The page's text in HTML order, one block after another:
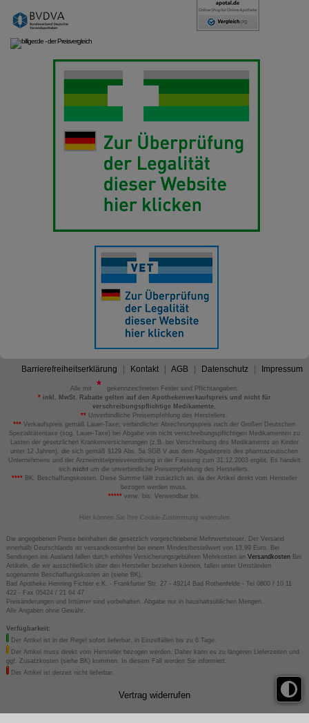
Barrierefreiheitserklärung Kontakt AGB Datenschutz Impressum
Alle mit
gekennzeichneten Felder sind Pflichtangaben.
*inkl. MwSt. Rabatte gelten auf den Apothekenverkaufspreis und nicht für
verschreibungspflichtige Medikamente.
** Unverbindliche Preisempfehlung des Herstellers.
*** Verkaufspreis gemäß Lauer-Taxe; verbindlicher Abrechnungspreis nach der Großen Deutschen
Spezialitätentaxe (sog. Lauer-Taxe) bei Abgabe von nicht verschreibungspflichtigen Medikamenten zu
Lasten der gesetzlichen Krankenversicherungen (z.B. bei Verschreibung des Medikaments an Kinder
unter 12 Jahren), die sich gemäß §129 Abs. 5a SGB V aus dem Abgabepreis des pharmazeutischen
Unternehmens und der Arzneimittelpreisverordnung in der Fassung zum 31.12.2003 ergibt. Es handelt
sich nicht um die unverbindliche Preisempfehlung des Herstellers.
****BK: Beschaffungskosten. Diese Summe fällt zusätzlich an, da der Artikel direkt vom Hersteller
bezogen werden muss.
*****verw. bis: Verwendbar bis.
Hier können Sie Ihre Cookie-Zustimmung widerrufen
Die angegebenen Preise beinhalten die gesetzlich vorgeschriebene Mehrwertsteuer. Der Versand
innerhalb Deutschlands ist versandkostenfrei bei einem Mindestbestellwert von 13,99 Euro. Bei
Sendungen ins Ausland fallen durch erhöhte Versicherungsgebühren Mehrkosten an VersandkostenBei
Artikeln, die wir ausschließlich über den Hersteller beziehen können, fallen unter Umständen
sogenannte Beschaffungskosten an (siehe BK).
Bad Apotheke Henning Fichter e.K. - Frankfurter Str. 27 - 49214 Bad Rothenfelde - Tel 0800 / 10 11
422 - Fax 05424 / 21 64 47
Preisänderungen und Irrtümer sind vorbehalten. Abgabe nur in haushaltsüblichen Mengen.
Alle Angaben ohne Gewähr.
Verfügbarkeit:
Der Artikel ist in der Regel sofort lieferbar, in Einzelfällen bis zu 6 Tage.
Der Artikel muss direkt vom Hersteller bezogen werden. Daher kann es zu längeren Lieferzeiten und
ggf. Zusatzkosten (siehe BK) kommen. In diesem Fall werden Sie informiert.
Der Artikel ist derzeit nicht lieferbar.
Vertrag widerrufen